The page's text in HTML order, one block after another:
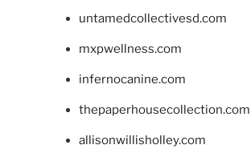
untamedcollectivesd.com
mxpwellness.com
infernocanine.com
thepaperhousecollection.com
allisonwillisholley.com